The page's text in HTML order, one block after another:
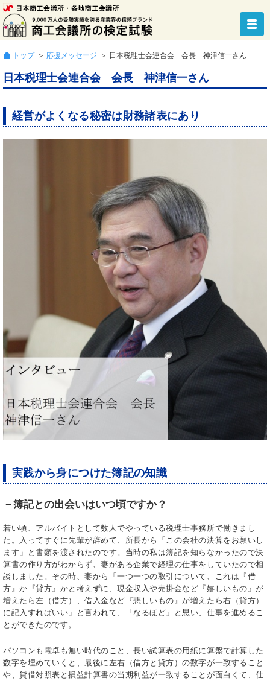
トップ ＞ 応援メッセージ ＞ 日本税理士会連合会 会長 神津信一さん
日本税理士会連合会 会長 神津信一さん
経営がよくなる秘密は財務諸表にあり
実践から身につけた簿記の知識
－簿記との出会いはいつ頃ですか？
若い頃、アルバイトとして数人でやっている税理士事務所で働きまし
た。入ってすぐに先輩が辞めて、所長から「この会社の決算をお願いし
ます」と書類を渡されたのです。当時の私は簿記を知らなかったので決
算書の作り方がわからず、妻がある企業で経理の仕事をしていたので相
談しました。その時、妻から「一つ一つの取引について、これは『借
方』か『貸方』かと考えずに、現金収入や売掛金など『嬉しいもの』が
増えたら左（借方）、借入金など『悲しいもの』が増えたら右（貸方）
に記入すればいい」と言われて、「なるほど」と思い、仕事を進めるこ
とができたのです。
パソコンも電卓も無い時代のこと、長い試算表の用紙に算盤で計算した
数字を埋めていくと、最後に左右（借方と貸方）の数字が一致すること
や、貸借対照表と損益計算書の当期利益が一致することが面白くて、仕